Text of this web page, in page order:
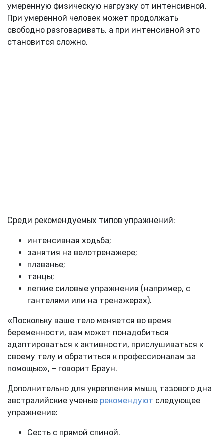
умеренную физическую нагрузку от интенсивной.
При умеренной человек может продолжать
свободно разговаривать, а при интенсивной это
становится сложно.
Среди рекомендуемых типов упражнений:
интенсивная ходьба;
занятия на велотренажере;
плаванье;
танцы;
легкие силовые упражнения (например, с
гантелями или на тренажерах).
«Поскольку ваше тело меняется во время
беременности, вам может понадобиться
адаптироваться к активности, прислушиваться к
своему телу и обратиться к профессионалам за
помощью», – говорит Браун.
Дополнительно для укрепления мышц тазового дна
австралийские ученые рекомендуют следующее
упражнение:
Сесть с прямой спиной.